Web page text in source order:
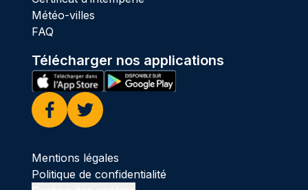
Météo-villes
FAQ
Télécharger nos applications
Facebook
Twitter
Mentions légales
Politique de confidentialité